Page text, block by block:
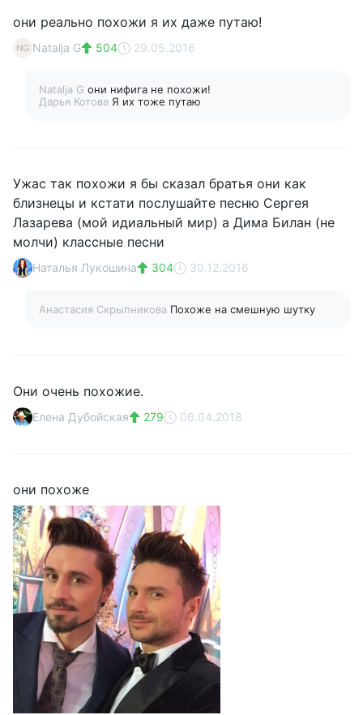
они реально похожи я их даже путаю!
NG Natalja G 504 29.05.2016
Natalja G они нифига не похожи!
Дарья Котова Я их тоже путаю
Ужас так похожи я бы сказал братья они как
близнецы и кстати послушайте песню Сергея
Лазарева (мой идиальный мир) а Дима Билан (не
молчи) классные песни
Наталья Лукошина 304 30.12.2016
Анастасия Скрыпникова Похоже на смешную шутку
Они очень похожие.
Елена Дубойская 279 06.04.2018
они похоже